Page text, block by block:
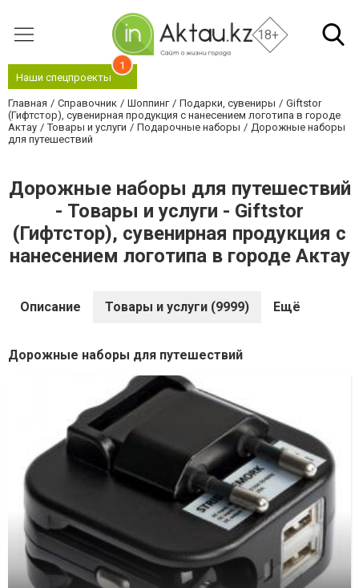
18+
Наши спецпроекты
1
Главная Справочник Шоппинг Подарки, сувениры
Giftstor
(Гифтстор), сувенирная продукция с нанесением логотипа в городе
Актау
Товары и услуги Подарочные наборы
Дорожные наборы
для путешествий
Дорожные наборы для путешествий
- Товары и услуги - Giftstor
(Гифтстор), сувенирная продукция с
нанесением логотипа в городе Актау
Описание Товары и услуги (9999) Ещё
Дорожные наборы для путешествий